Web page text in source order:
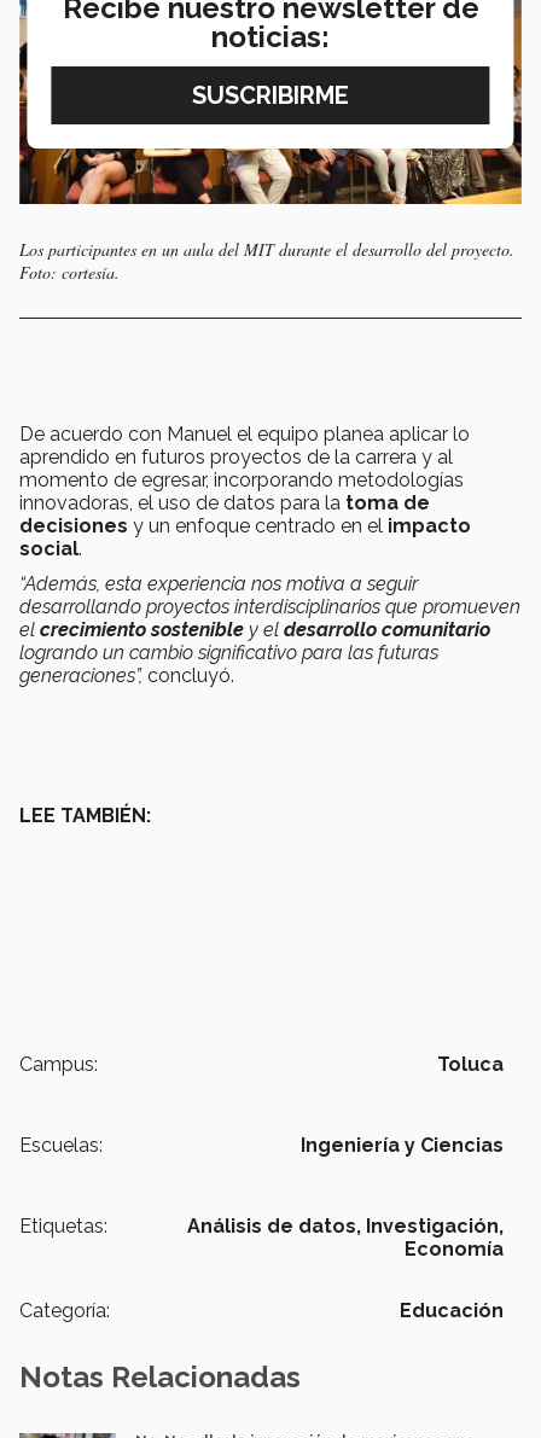
Los participantes en un aula del MIT durante el desarrollo del proyecto.
Foto: cortesía.
De acuerdo con Manuel el equipo planea aplicar lo
aprendido en futuros proyectos de la carrera y al
momento de egresar, incorporando metodologías
innovadoras, el uso de datos para la toma de
decisiones y un enfoque centrado en el impacto
social.
“Además, esta experiencia nos motiva a seguir
desarrollando proyectos interdisciplinarios que promueven
el crecimiento sostenible y el desarrollo comunitario
logrando un cambio significativo para las futuras
generaciones”, concluyó.
LEE TAMBIÉN:
Campus: Toluca
Escuelas: Ingeniería y Ciencias
Etiquetas: Análisis de datos, Investigación,
Economía
Categoría: Educación
Notas Relacionadas
Recibe nuestro newsletter de
noticias: